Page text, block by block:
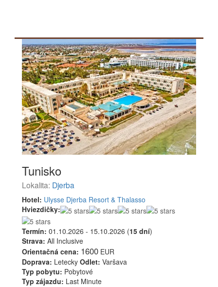
Tunisko
Lokalita: Djerba
Hotel: Ulysse Djerba Resort & Thalasso
Hviezdičky:
Termín: 01.10.2026 - 15.10.2026 (15 dní)
Strava: All Inclusive
Orientačná cena: 1600 EUR
Doprava: Letecky Odlet: Varšava
Typ pobytu: Pobytové
Typ zájazdu: Last Minute